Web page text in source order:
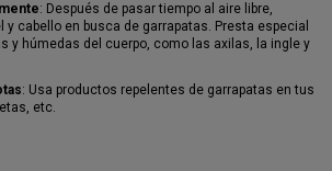
: Después de pasar tiempo al aire libre,
y cabello en busca de garrapatas. Presta especial
y húmedas del cuerpo, como las axilas, la ingle y
: Usa productos repelentes de garrapatas en tus
etc.